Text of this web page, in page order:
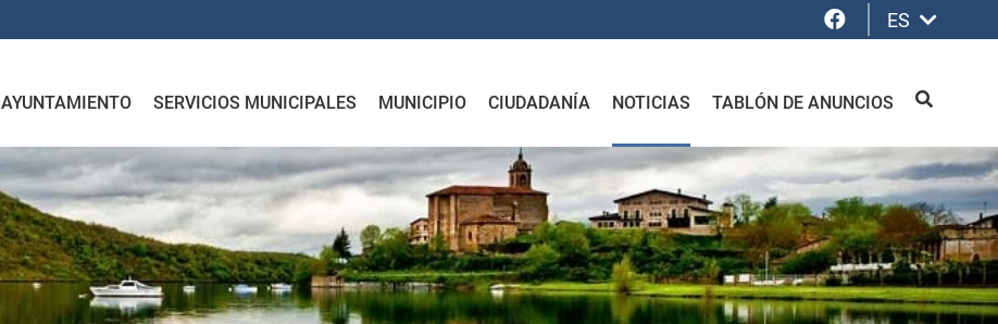
Facebook
ES
AYUNTAMIENTO SERVICIOS MUNICIPALES MUNICIPIO CIUDADANÍA NOTICIAS TABLÓN DE ANUNCIOS BUSCAR